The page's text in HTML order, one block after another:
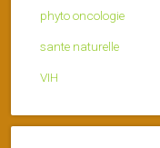
phyto oncologie
sante naturelle
VIH